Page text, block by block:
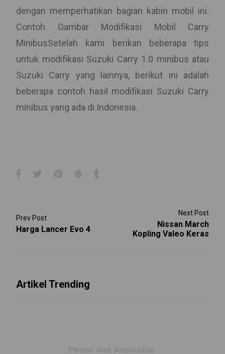
dengan memperhatikan bagian kabin mobil ini.
Contoh Gambar Modifikasi Mobil Carry
MinibusSetelah kami berikan beberapa tips
untuk modifikasi Suzuki Carry 1.0 minibus atau
Suzuki Carry yang lainnya, berikut ini adalah
beberapa contoh hasil modifikasi Suzuki Carry
minibus yang ada di Indonesia.
Prev Post
Harga Lancer Evo 4
Next Post
Nissan March
Kopling Valeo Keras
Artikel Trending